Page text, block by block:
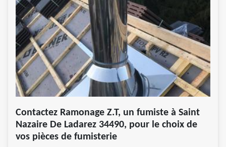
Contactez Ramonage Z.T, un fumiste à Saint
Nazaire De Ladarez 34490, pour le choix de
vos pièces de fumisterie